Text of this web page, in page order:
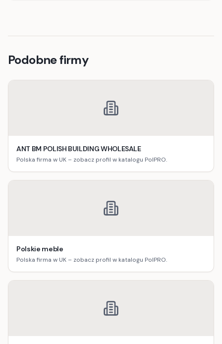
Podobne firmy
ANT BM POLISH BUILDING WHOLESALE
Polska firma w UK – zobacz profil w katalogu PolPRO.
Polskie meble
Polska firma w UK – zobacz profil w katalogu PolPRO.